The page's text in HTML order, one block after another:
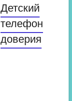
Детский
телефон
доверия